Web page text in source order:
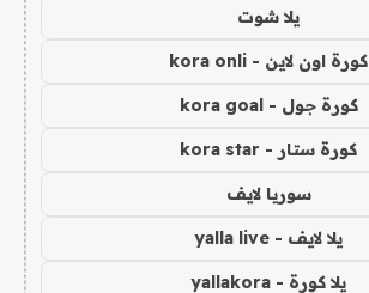
يلا شوت
كورة اون لاين - kora onli
كورة جول - kora goal
كورة ستار - kora star
سوريا لايف
يلا لايف - yalla live
يلا كورة - yallakora